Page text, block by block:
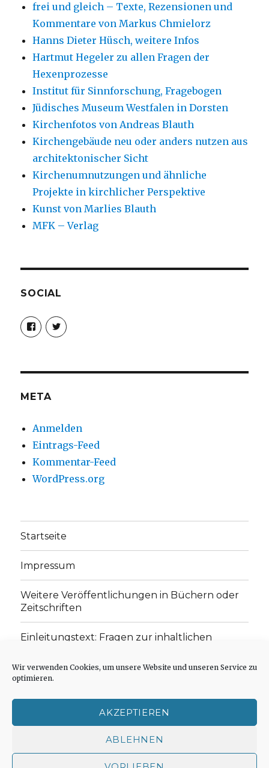
Wir verwenden Cookies, um unsere Website und unseren Service zu
optimieren.
AKZEPTIEREN
ABLEHNEN
frei und gleich – Texte, Rezensionen und
Kommentare von Markus Chmielorz
Hanns Dieter Hüsch, weitere Infos
Hartmut Hegeler zu allen Fragen der
Hexenprozesse
Institut für Sinnforschung, Fragebogen
Jüdisches Museum Westfalen in Dorsten
Kirchenfotos von Andreas Blauth
Kirchengebäude neu oder anders nutzen aus
architektonischer Sicht
Kirchenumnutzungen und ähnliche
Projekte in kirchlicher Perspektive
Kunst von Marlies Blauth
MFK – Verlag
SOCIAL
Profil
von
christoph.fleischer1
anzeigen
Profil
von
anzeigen
META
Anmelden
Eintrags-Feed
Kommentar-Feed
WordPress.org
Startseite
Impressum
Weitere Veröffentlichungen in Büchern oder
Zeitschriften
Einleitungstext: Fragen zur inhaltlichen
„schwachen Glaubens“
Cookie-Richtlinie (EU)